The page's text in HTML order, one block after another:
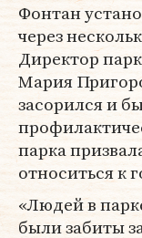
Фонтан
через
Директор
Мария
засорился и
парка
относиться к
«Людей в
были забиты